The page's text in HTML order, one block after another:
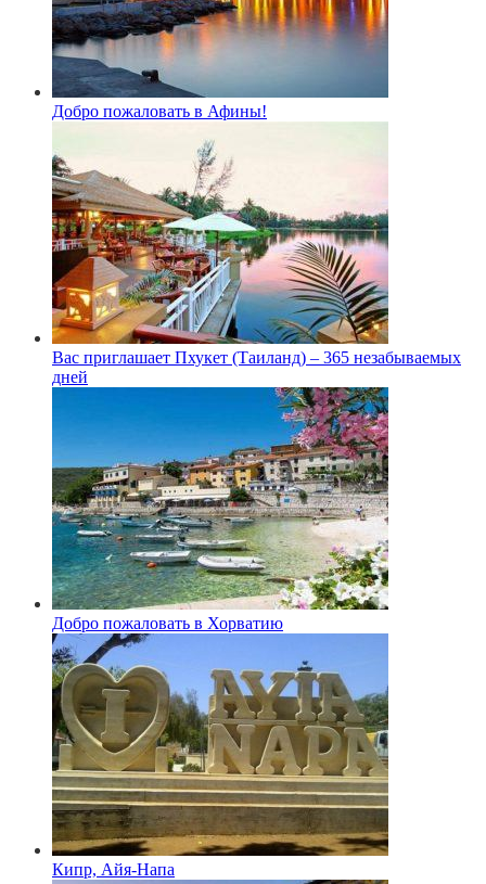
Добро пожаловать в Афины!
Вас приглашает Пхукет (Таиланд) – 365 незабываемых
дней
Добро пожаловать в Хорватию
Кипр, Айя-Напа